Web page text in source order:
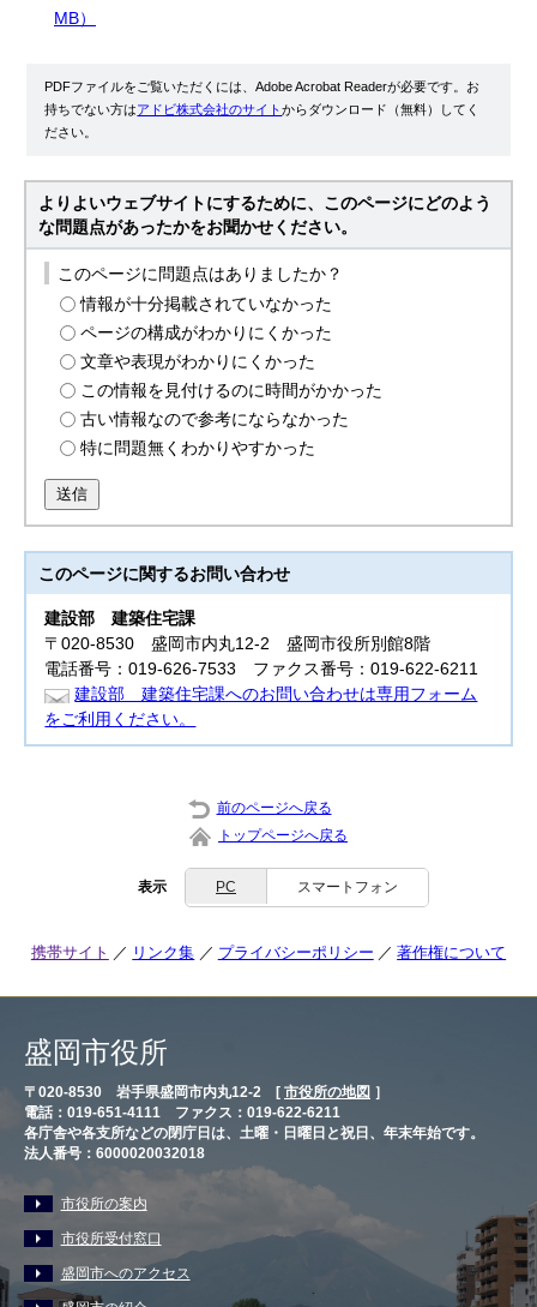
MB）
PDFファイルをご覧いただくには、Adobe Acrobat Readerが必要です。お
持ちでない方はアドビ株式会社のサイトからダウンロード（無料）してく
ださい。
よりよいウェブサイトにするために、このページにどのよう
な問題点があったかをお聞かせください。
このページに問題点はありましたか？
情報が十分掲載されていなかった
ページの構成がわかりにくかった
文章や表現がわかりにくかった
この情報を見付けるのに時間がかかった
古い情報なので参考にならなかった
特に問題無くわかりやすかった
送信
このページに関するお問い合わせ
建設部建築住宅課
〒020-8530 盛岡市内丸12-2 盛岡市役所別館8階
電話番号：019-626-7533 ファクス番号：019-622-6211
建設部 建築住宅課へのお問い合わせは専用フォーム
をご利用ください。
前のページへ戻る
トップページへ戻る
表示 PC スマートフォン
携帯サイト リンク集 プライバシーポリシー 著作権について
盛岡市役所
〒020-8530 岩手県盛岡市内丸12-2 [ 市役所の地図 ］
電話：019-651-4111 ファクス：019-622-6211
各庁舎や各支所などの閉庁日は、土曜・日曜日と祝日、年末年始です。
法人番号：6000020032018
市役所の案内
市役所受付窓口
盛岡市へのアクセス